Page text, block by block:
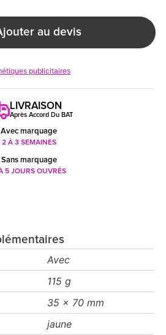
au devis
publicitaires
LIVRAISON
Après Accord Du BAT
Avec marquage
2 À 3 SEMAINES
Sans marquage
5 JOURS OUVRÉS
Avec
115 g
35 x 70 mm
jaune